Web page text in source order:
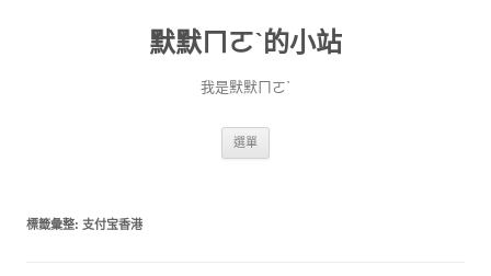
默默ㄇㄛˋ的小站
我是默默ㄇㄛˋ
選單
標籤彙整: 支付宝香港